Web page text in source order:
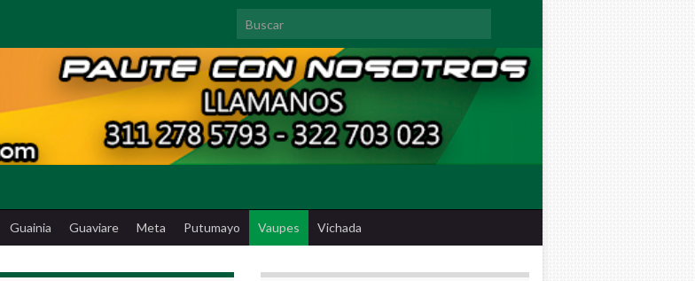
Search for:
Guainia Guaviare Meta Putumayo Vaupes Vichada